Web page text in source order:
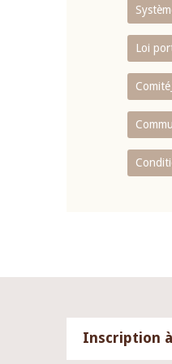
Loi
Inscription